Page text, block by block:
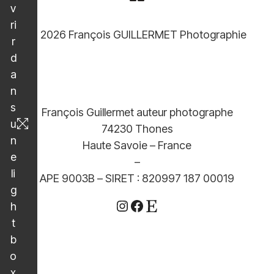
v
ri
r
d
a
n
s
u
n
e
li
g
h
t
b
o
© 2026 François GUILLERMET Photographie
François Guillermet auteur photographe
74230 Thones
Haute Savoie – France
–
APE 9003B – SIRET : 820997 187 00019
Instagram
Facebook
Etsy